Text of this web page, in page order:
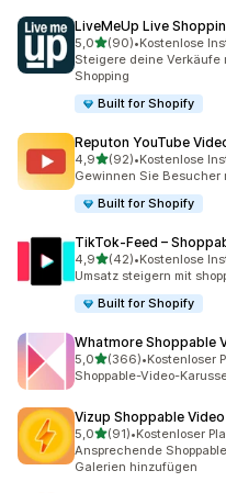
LiveMeUp Live
5,0von 5 Sternen
(90)
90 Rezensionen
•Kostenlose
Steigere deine Verkäufe
Shopping
Built for Shopify
Reputon YouTube
4,9von 5 Sternen
(92)
92 Rezensionen
•Kostenlose
Gewinnen Sie Besucher
Built for Shopify
TikTok‑Feed –
4,9von 5 Sternen
(42)
42 Rezensionen
•Kostenlose
Umsatz steigern mit
Built for Shopify
Whatmore Shoppable
5,0von 5 Sternen
(366)
366 Rezensionen
•Kostenloser
Shoppable-Video-
Vizup Shoppable
5,0von 5 Sternen
(91)
91 Rezensionen
•Kostenloser
Ansprechende
Galerien hinzufügen